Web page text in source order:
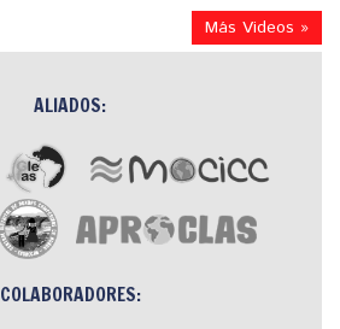
Más Videos »
ALIADOS:
COLABORADORES: